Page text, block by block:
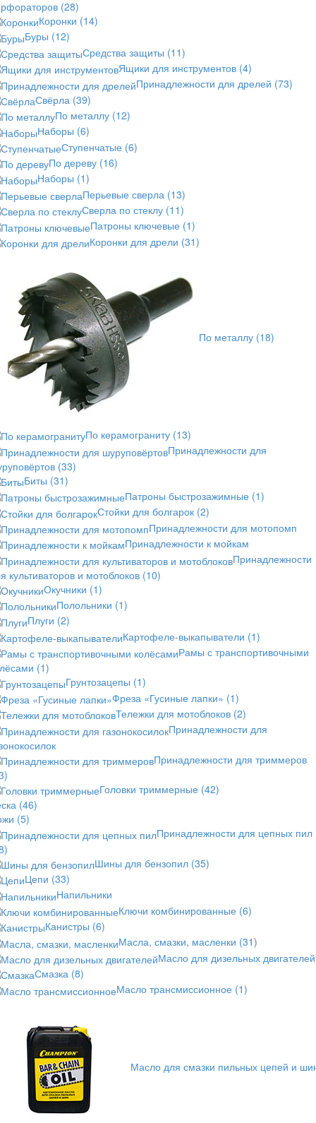
(28)
Коронки (14)
Буры (12)
Средства защиты (11)
Ящики для инструментов (4)
Принадлежности для дрелей (73)
Свёрла (39)
По металлу (12)
Наборы (6)
Ступенчатые (6)
По дереву (16)
Наборы (1)
Перьевые сверла (13)
Сверла по стеклу (11)
Патроны ключевые (1)
Коронки для дрели (31)
По металлу (18)
По керамограниту (13)
Принадлежности для
(33)
Биты (31)
Патроны быстрозажимные (1)
Стойки для болгарок (2)
Принадлежности для мотопомп
Принадлежности к мойкам
Принадлежности
культиваторов и мотоблоков (10)
Окучники (1)
Полольники (1)
Плуги (2)
Картофеле-выкапыватели (1)
Рамы с транспортивочными
(1)
Грунтозацепы (1)
Фреза «Гусиные лапки» (1)
Тележки для мотоблоков (2)
Принадлежности для
Принадлежности для триммеров
Головки триммерные (42)
(46)
(5)
Принадлежности для цепных пил
Шины для бензопил (35)
Цепи (33)
Напильники
Ключи комбинированные (6)
Канистры (6)
Масла, смазки, масленки (31)
Масло для дизельных двигателей
Смазка (8)
Масло трансмиссионное (1)
Масло для смазки пильных цепей и